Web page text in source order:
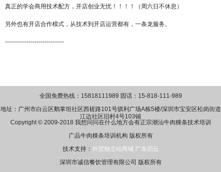
真正的学会商用技术配方，开店创业无忧！！！！（周六日不休息）
另外也有开店合作模式，从技术到开店运营都有，一条龙服务。
------------------------------
全国免费热线：15818111989 固话：15-818-111-989
地址：广州市白云区鹅掌坦社区西槎路101号骐利广场A栋5楼/深圳市宝安区松岗街道
江边社区旧村4号103铺
Copyright © 2009-2018 我想问问在什么地方会有正宗潮汕牛肉粿条技术培训
广品牛肉粿条培训机构 版权所有
技术支持： 外贸独立站商城 广东启云
深圳市诚信餐饮管理有限公司 版权所有